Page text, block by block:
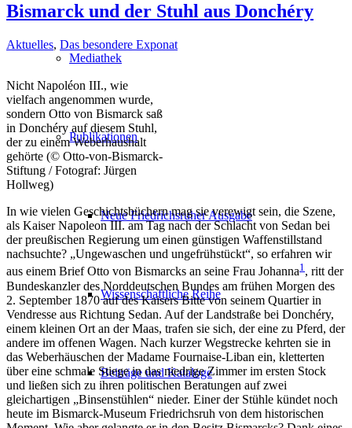
Mediathek
Publikationen
Neue Friedrichsruher Ausgabe
Wissenschaftliche Reihe
Beiträge und Kataloge
Bismarck und der Stuhl aus Donchéry
Aktuelles, Das besondere Exponat
Nicht Napoléon III., wie
vielfach angenommen wurde,
sondern Otto von Bismarck saß
in Donchéry auf diesem Stuhl,
der zu einem Weberhaushalt
gehörte (© Otto-von-Bismarck-
Stiftung / Fotograf: Jürgen
Hollweg)
In wie vielen Geschichtsbüchern mag sie verewigt sein, die Szene,
als Kaiser Napoleon III. am Tag nach der Schlacht von Sedan bei
der preußischen Regierung um einen günstigen Waffenstillstand
nachsuchte? „Ungewaschen und ungefrühstückt“, so erfahren wir
aus einem Brief Otto von Bismarcks an seine Frau Johanna1, ritt der
Bundeskanzler des Norddeutschen Bundes am frühen Morgen des
2. September 1870 auf des Kaisers Bitte von seinem Quartier in
Vendresse aus Richtung Sedan. Auf der Landstraße bei Donchéry,
einem kleinen Ort an der Maas, trafen sie sich, der eine zu Pferd, der
andere im offenen Wagen. Nach kurzer Wegstrecke kehrten sie in
das Weberhäuschen der Madame Fournaise-Liban ein, kletterten
über eine schmale Stiege in das niedrige Zimmer im ersten Stock
und ließen sich zu ihren politischen Beratungen auf zwei
gleichartigen „Binsenstühlen“ nieder. Einer der Stühle kündet noch
heute im Bismarck-Museum Friedrichsruh von dem historischen